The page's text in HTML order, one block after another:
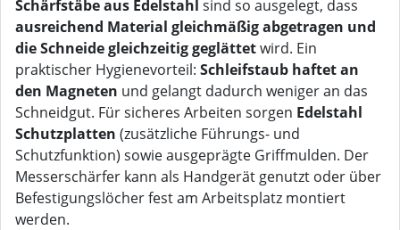
Schärfstäbe aus Edelstahl sind so ausgelegt, dass
ausreichend Material gleichmäßig abgetragen und
die Schneide gleichzeitig geglättetwird. Ein
praktischer Hygienevorteil: Schleifstaub haftet an
den Magneten und gelangt dadurch weniger an das
Schneidgut. Für sicheres Arbeiten sorgen Edelstahl
Schutzplatten (zusätzliche Führungs- und
Schutzfunktion) sowie ausgeprägte Griffmulden. Der
Messerschärfer kann als Handgerät genutzt oder über
Befestigungslöcher fest am Arbeitsplatz montiert
werden.